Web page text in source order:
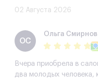
02 Августа 2026
ОС
Ольга
Вчера приобрела в
два молодых человека,